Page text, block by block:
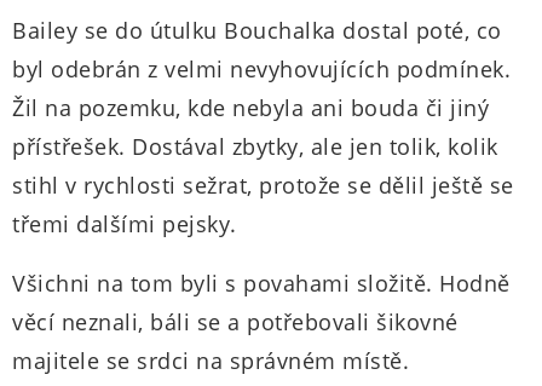
Bailey se do útulku Bouchalka dostal poté, co
byl odebrán z velmi nevyhovujících podmínek.
Žil na pozemku, kde nebyla ani bouda či jiný
přístřešek. Dostával zbytky, ale jen tolik, kolik
stihl v rychlosti sežrat, protože se dělil ještě se
třemi dalšími pejsky.
Všichni na tom byli s povahami složitě. Hodně
věcí neznali, báli se a potřebovali šikovné
majitele se srdci na správném místě.